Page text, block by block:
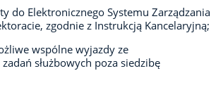
do Elektronicznego Systemu Zarządzania
zgodnie z Instrukcją Kancelaryjną;
wspólne wyjazdy ze
służbowych poza siedzibę